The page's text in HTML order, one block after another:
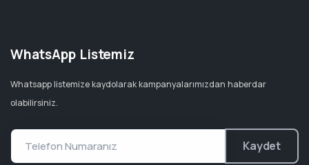
WhatsApp Listemiz
Whatsapp listemize kaydolarak kampanyalarımızdan haberdar
olabilirsiniz.
Kaydet